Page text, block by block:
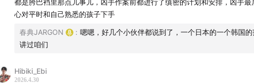
百度百科：王明芳
《吉林省志: 武装警察志》
《延边大事记, 1712-1988》
都是胯巴裆里那点儿事儿，凶手作案前都进行了缜密的计划和安排，凶手最
心对平时和自己熟悉的孩子下手
春典JARGON : 嗯嗯，好几个小伙伴都说到了，一个日本的一个韩国
讲过咱们
Hibiki_Ebi
2026.4.30